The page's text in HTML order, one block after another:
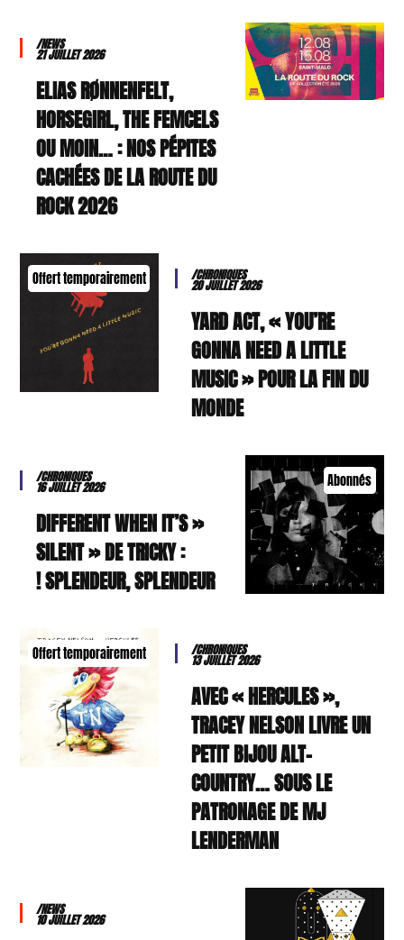
/NEWS
21 JUILLET 2026
ELIAS RØNNENFELT,
HORSEGIRL, THE FEMCELS
OU MOIN… : NOS PÉPITES
CACHÉES DE LA ROUTE DU
ROCK 2026
Offert temporairement /CHRONIQUES
20 JUILLET 2026
YARD ACT, « YOU’RE
GONNA NEED A LITTLE
MUSIC » POUR LA FIN DU
MONDE
Abonnés
/CHRONIQUES
16 JUILLET 2026
« DIFFERENT WHEN IT’S
SILENT » DE TRICKY :
SPLENDEUR, SPLENDEUR !
Offert temporairement /CHRONIQUES
13 JUILLET 2026
AVEC « HERCULES »,
TRACEY NELSON LIVRE UN
PETIT BIJOU ALT-
COUNTRY… SOUS LE
PATRONAGE DE MJ
LENDERMAN
/NEWS
10 JUILLET 2026